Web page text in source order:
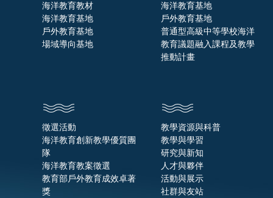
海洋教育教材
海洋教育基地
戶外教育基地
場域導向基地
海洋教育基地
戶外教育基地
普通型高級中等學校海洋
教育議題融入課程及教學
推動計畫
徵選活動
海洋教育創新教學優質團
隊
海洋教育教案徵選
教育部戶外教育成效卓著
獎
教學資源與科普
教學與學習
研究與新知
人才與夥伴
活動與展示
社群與友站